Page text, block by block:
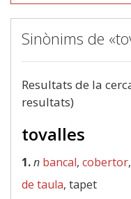
Sinònims de
Resultats de la
resultats)
tovalles
1.n bancal, cobertor
de taula, tapet